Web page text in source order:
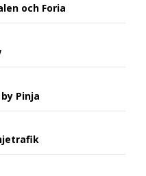
och Foria
Pinja